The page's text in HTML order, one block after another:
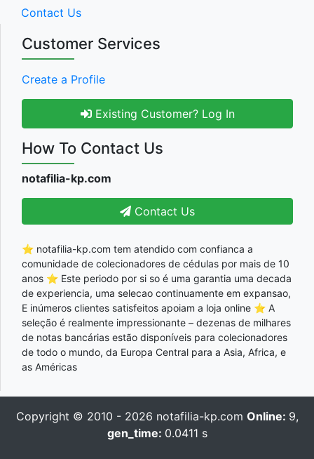
Contact Us
Customer Services
Create a Profile
Existing Customer? Log In
How To Contact Us
notafilia-kp.com
Contact Us
⭐ notafilia-kp.com tem atendido com confianca a
comunidade de colecionadores de cédulas por mais de 10
anos ⭐ Este periodo por si so é uma garantia uma decada
de experiencia, uma selecao continuamente em expansao,
E inúmeros clientes satisfeitos apoiam a loja online ⭐ A
seleção é realmente impressionante – dezenas de milhares
de notas bancárias estão disponíveis para colecionadores
de todo o mundo, da Europa Central para a Asia, Africa, e
as Américas
Copyright © 2010 - 2026 notafilia-kp.com Online: 9,
gen_time: 0.0411 s